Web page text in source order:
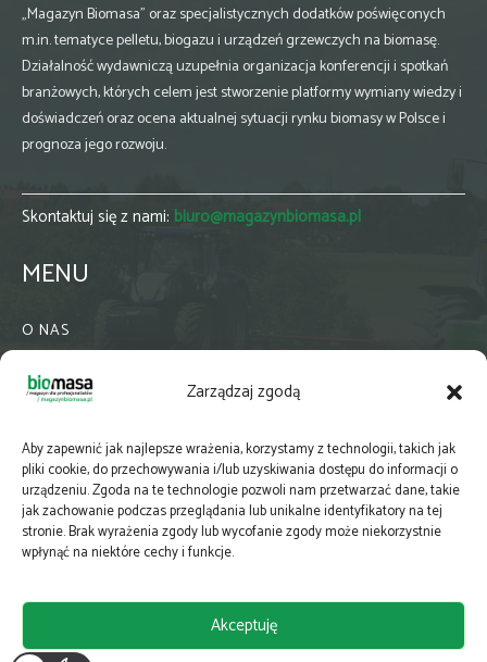
Zarządzaj zgodą
Aby zapewnić jak najlepsze wrażenia, korzystamy z technologii, takich jak
pliki cookie, do przechowywania i/lub uzyskiwania dostępu do informacji o
urządzeniu. Zgoda na te technologie pozwoli nam przetwarzać dane, takie
jak zachowanie podczas przeglądania lub unikalne identyfikatory na tej
stronie. Brak wyrażenia zgody lub wycofanie zgody może niekorzystnie
wpłynąć na niektóre cechy i funkcje.
Akceptuję
„Magazyn Biomasa” oraz specjalistycznych dodatków poświęconych
m.in. tematyce pelletu, biogazu i urządzeń grzewczych na biomasę.
Działalność wydawniczą uzupełnia organizacja konferencji i spotkań
branżowych, których celem jest stworzenie platformy wymiany wiedzy i
doświadczeń oraz ocena aktualnej sytuacji rynku biomasy w Polsce i
prognoza jego rozwoju.
Skontaktuj się z nami: biuro@magazynbiomasa.pl
MENU
O NAS
WSPÓŁPRACA
PRENUMERATA
NEWSLETTER
MAPY
E-WYDANIE